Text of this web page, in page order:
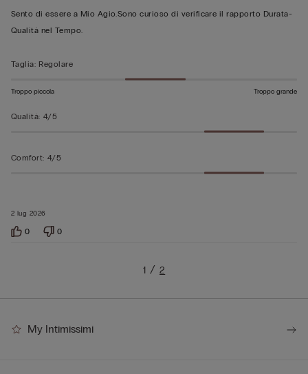
su
5
2 lug 2026
Sento di essere a Mio Agio.Sono curioso di verificare il rapporto Durata-
Qualità nel Tempo.
Taglia: Regolare
Troppo piccola Troppo grande
Qualità: 4/5
Comfort: 4/5
0 0
1 2
My Intimissimi